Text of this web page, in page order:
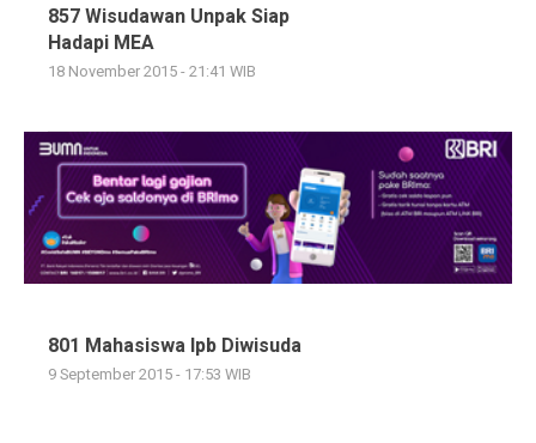
857 Wisudawan Unpak Siap
Hadapi MEA
18 November 2015 - 21:41 WIB
801 Mahasiswa Ipb Diwisuda
9 September 2015 - 17:53 WIB